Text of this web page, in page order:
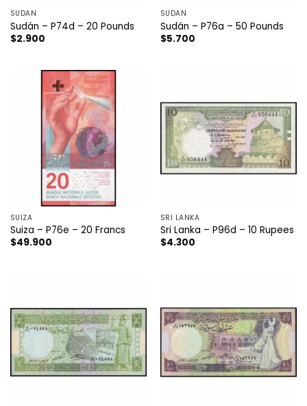
SÚDAN
Sudán – P74d – 20 Pounds
$2.900
SÚDAN
Sudán – P76a – 50 Pounds
$5.700
SUIZA
Suiza – P76e – 20 Francs
$49.900
SRI LANKA
Sri Lanka – P96d – 10 Rupees
$4.300